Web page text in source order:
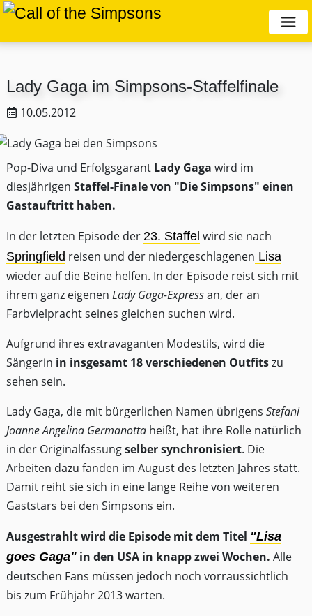
Lady Gaga im Simpsons-Staffelfinale
10.05.2012
Pop-Diva und Erfolgsgarant Lady Gaga wird im
diesjährigen Staffel-Finale von "Die Simpsons" einen
Gastauftritt haben.
In der letzten Episode der 23. Staffel wird sie nach
Springfield reisen und der niedergeschlagenen Lisa
wieder auf die Beine helfen. In der Episode reist sich mit
ihrem ganz eigenen Lady Gaga-Expressan, der an
Farbvielpracht seines gleichen suchen wird.
Aufgrund ihres extravaganten Modestils, wird die
Sängerin in insgesamt 18 verschiedenen Outfitszu
sehen sein.
Lady Gaga, die mit bürgerlichen Namen übrigens Stefani
Joanne Angelina Germanotta heißt, hat ihre Rolle natürlich
in der Originalfassungselber synchronisiert. Die
Arbeiten dazu fanden im August des letzten Jahres statt.
Damit reiht sie sich in eine lange Reihe von weiteren
Gaststars bei den Simpsons ein.
Ausgestrahlt wird die Episode mit dem Titel "Lisa
goes Gaga" in den USA in knapp zwei Wochen. Alle
deutschen Fans müssen jedoch noch vorraussichtlich
bis zum Frühjahr 2013 warten.